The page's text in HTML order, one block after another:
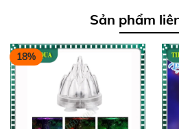
Sản phẩm
18%